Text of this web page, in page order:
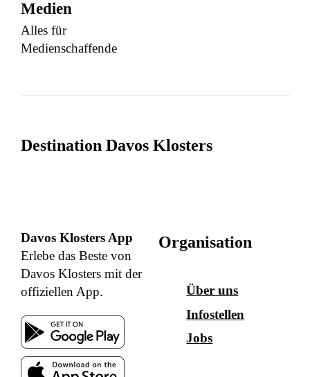
Medien
Alles für
Medienschaffende
Destination Davos Klosters
Davos Klosters App
Erlebe das Beste von
Davos Klosters mit der
offiziellen App.
Organisation
Über uns
Infostellen
Jobs